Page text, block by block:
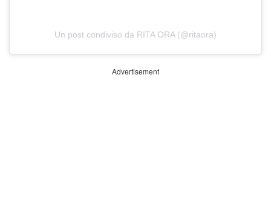
Un post condiviso da RITA ORA (@ritaora)
Advertisement